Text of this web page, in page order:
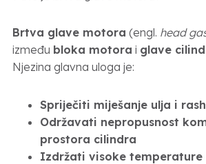
Brtva glave motora (engl. head
između bloka motora i glave
Njezina glavna uloga je:
Spriječiti miješanje ulja i
Održavati nepropusnost
prostora cilindra
Izdržati visoke